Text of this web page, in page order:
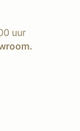
uur